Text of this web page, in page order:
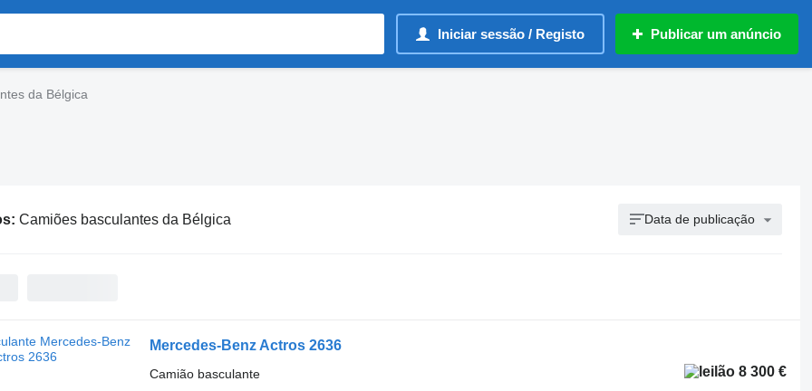
Iniciar sessão / Registo Publicar um anúncio
da Bélgica
Camiões basculantes da Bélgica Data de publicação
Mercedes-Benz Actros 2636
8 300 €
Camião basculante